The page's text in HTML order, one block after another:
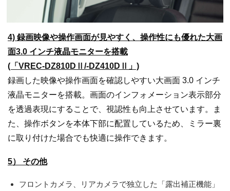
4) 録画映像や操作画面が見やすく、操作性にも優れた大画
面3.0 インチ液晶モニターを搭載
(「VREC-DZ810DⅡ/-DZ410DⅡ」)
録画した映像や操作画面を確認しやすい大画面 3.0 インチ
液晶モニターを搭載。画面のインフォメーション表示部分
を透過表現にすることで、視認性も向上させています。ま
た、操作ボタンを本体下部に配置しているため、ミラー裏
に取り付けた場合でも快適に操作できます。
5） その他
フロントカメラ、リアカメラで独立した「露出補正機能」